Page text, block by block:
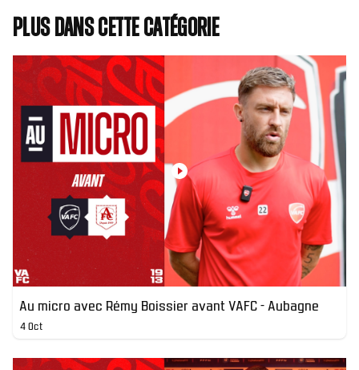
Plus dans cette catégorie
Au micro avec Rémy Boissier avant VAFC - Aubagne
4 Oct